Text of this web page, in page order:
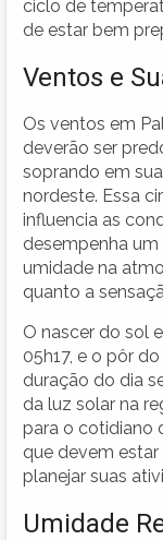
ciclo de
de estar bem
Ventos e
Os ventos em
deverão ser
soprando em
nordeste. Essa
influencia as
desempenha
umidade na
quanto a
O nascer do sol
05h17, e o pôr
duração do dia
da luz solar na
para o cotidiano
que devem
planejar suas
Umidade